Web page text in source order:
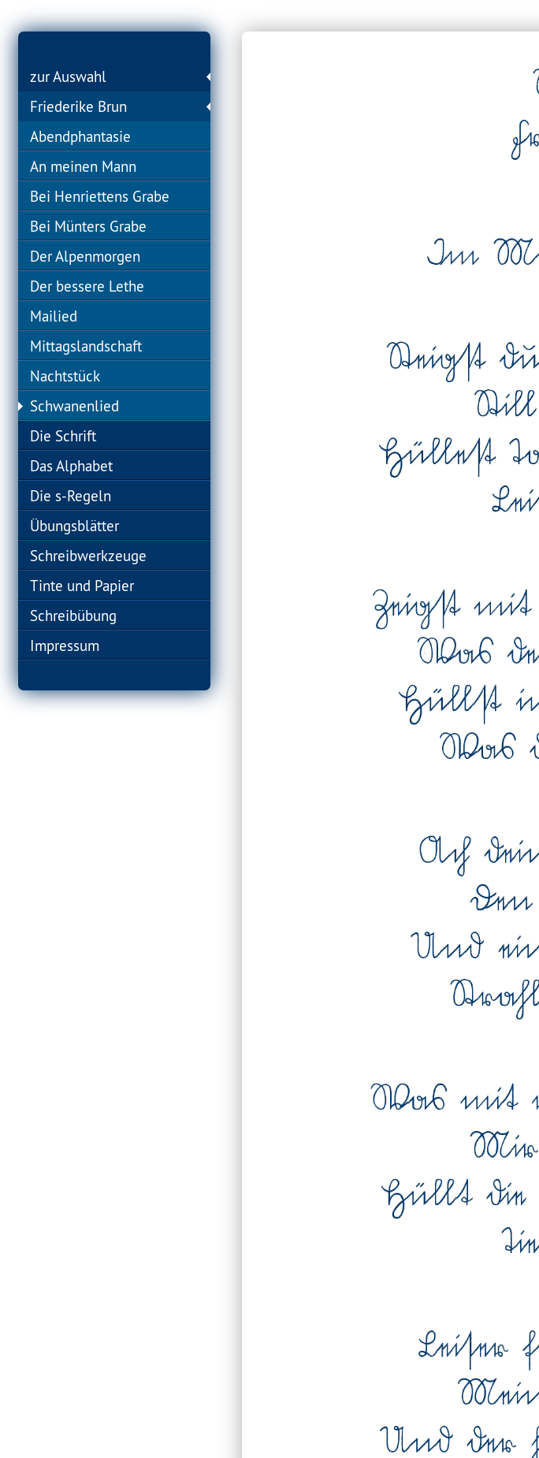
zur Auswahl
Friederike Brun
Abendphantasie
An meinen Mann
Bei Henriettens Grabe
Bei Münters Grabe
Der Alpenmorgen
Der bessere Lethe
Mailied
Mittagslandschaft
Nachtstück
Schwanenlied
Die Schrift
Das Alphabet
Die s-Regeln
Übungsblätter
Schreibwerkzeuge
Tinte und Papier
Schreibübung
Impressum